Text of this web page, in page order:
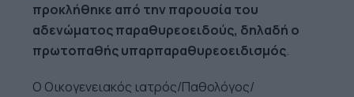
προκλήθηκε από την παρουσία του
αδενώματος παραθυρεοειδούς, δηλαδή ο
πρωτοπαθής υπαρπαραθυρεοειδισμός.
Ο Οικογενειακός ιατρός/Παθολόγος/